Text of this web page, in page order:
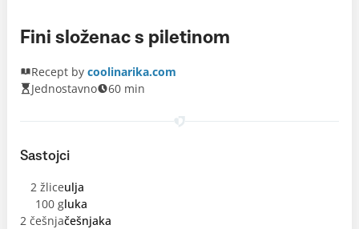
Fini složenac s piletinom
Recept by coolinarika.com
Jednostavno
60 min
Sastojci
2 žliceulja
100 gluka
2 češnjačešnjaka